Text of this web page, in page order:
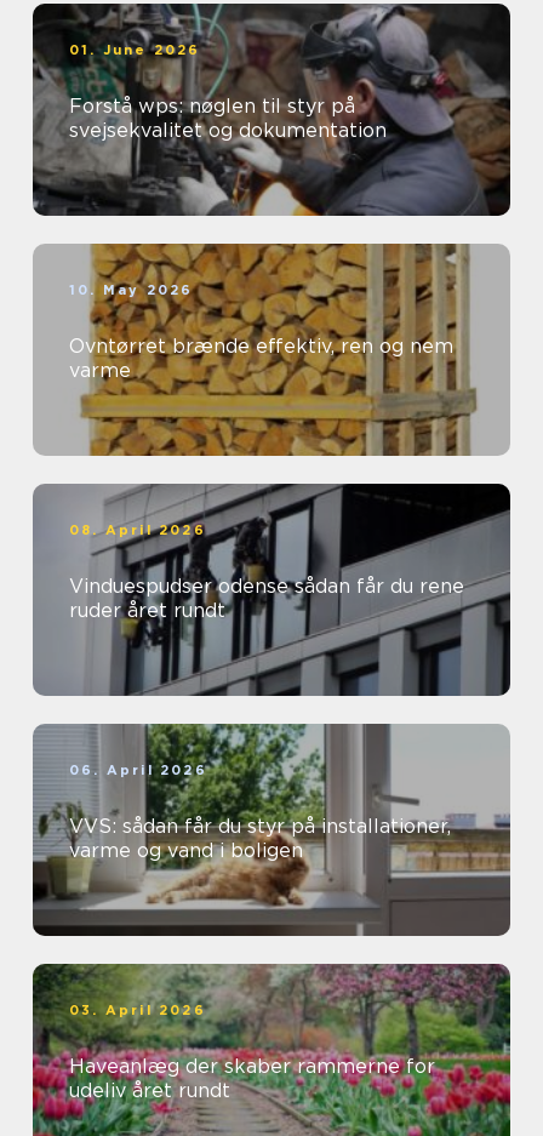
01. June 2026
Forstå wps: nøglen til styr på
svejsekvalitet og dokumentation
10. May 2026
Ovntørret brænde effektiv, ren og nem
varme
08. April 2026
Vinduespudser odense sådan får du rene
ruder året rundt
06. April 2026
VVS: sådan får du styr på installationer,
varme og vand i boligen
03. April 2026
Haveanlæg der skaber rammerne for
udeliv året rundt